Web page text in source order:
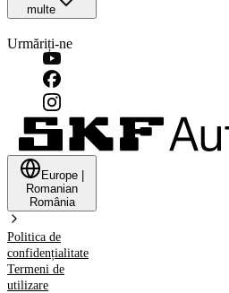
multe
Urmăriți-ne
Europe
Romanian
România
Politica de
confidențialitate
Termeni de
utilizare